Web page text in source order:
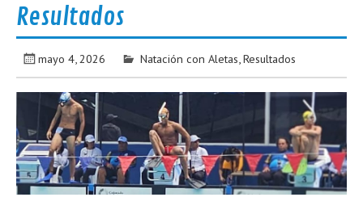
Resultados
mayo 4, 2026 Natación con Aletas,Resultados